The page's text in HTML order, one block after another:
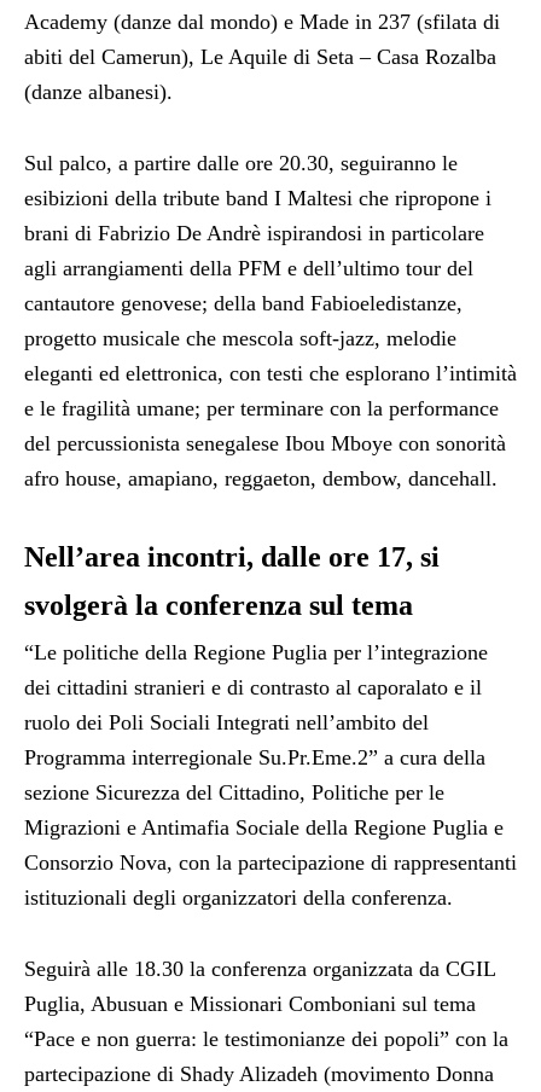
Academy (danze dal mondo) e Made in 237 (sfilata di
abiti del Camerun), Le Aquile di Seta – Casa Rozalba
(danze albanesi).
Sul palco, a partire dalle ore 20.30, seguiranno le
esibizioni della tribute band I Maltesi che ripropone i
brani di Fabrizio De Andrè ispirandosi in particolare
agli arrangiamenti della PFM e dell’ultimo tour del
cantautore genovese; della band Fabioeledistanze,
progetto musicale che mescola soft-jazz, melodie
eleganti ed elettronica, con testi che esplorano l’intimità
e le fragilità umane; per terminare con la performance
del percussionista senegalese Ibou Mboye con sonorità
afro house, amapiano, reggaeton, dembow, dancehall.
Nell’area incontri, dalle ore 17, si
svolgerà la conferenza sul tema
“Le politiche della Regione Puglia per l’integrazione
dei cittadini stranieri e di contrasto al caporalato e il
ruolo dei Poli Sociali Integrati nell’ambito del
Programma interregionale Su.Pr.Eme.2” a cura della
sezione Sicurezza del Cittadino, Politiche per le
Migrazioni e Antimafia Sociale della Regione Puglia e
Consorzio Nova, con la partecipazione di rappresentanti
istituzionali degli organizzatori della conferenza.
Seguirà alle 18.30 la conferenza organizzata da CGIL
Puglia, Abusuan e Missionari Comboniani sul tema
“Pace e non guerra: le testimonianze dei popoli” con la
partecipazione di Shady Alizadeh (movimento Donna